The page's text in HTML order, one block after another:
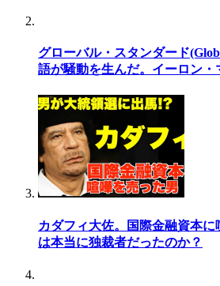
グローバル・スタンダード
語が騒動を生んだ。イーロン
カダフィ大佐。国際金融資本
は本当に独裁者だったのか？